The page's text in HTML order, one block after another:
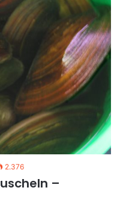
2.376
–